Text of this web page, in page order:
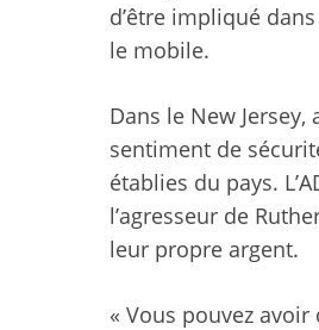
d’être impliqué
le mobile.
Dans le New
sentiment de
établies du pays.
l’agresseur de
leur propre argent.
« Vous pouvez